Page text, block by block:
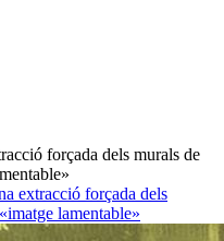
extracció forçada dels
lamentable»